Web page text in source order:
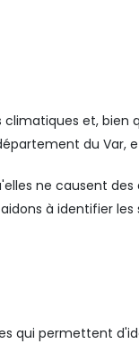
et, bien
du Var,
ne causent
à identifier
qui permettent